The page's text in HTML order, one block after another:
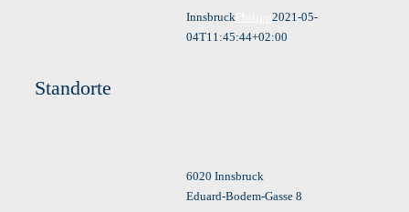
InnsbruckPhilipp 2021-05-
04T11:45:44+02:00
6020 Innsbruck
Eduard-Bodem-Gasse 8
Standorte